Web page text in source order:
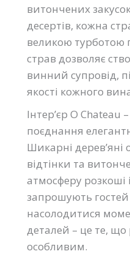
витончених
десертів, кожна
великою турботою
страв дозволяє
винний супровід,
якості кожного
Інтер’єр O Chateau
поєднання
Шикарні дерев’яні
відтінки та
атмосферу розкоші
запрошують
насолодитися
деталей – це те,
особливим.